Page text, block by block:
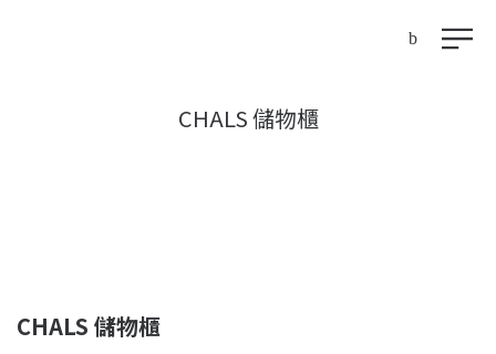
CHALS 儲物櫃
CHALS 儲物櫃